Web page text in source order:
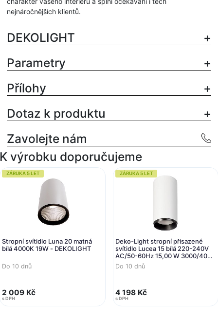
nejnáročnějších klientů.
DEKOLIGHT
Parametry
Přílohy
Dotaz k produktu
Zavolejte nám
K výrobku doporučujeme
ZÁRUKA 5 LET
Stropní svítidlo Luna 20 matná
bílá 4000K 19W - DEKOLIGHT
Do 10 dnů
2 009 Kč
s DPH
ZÁRUKA 5 LET
Deko-Light stropní přisazené
svítidlo Lucea 15 bílá 220-240V
AC/50-60Hz 15,00 W 3000/4000
K 1500 lm bílá RAL 9016
Do 10 dnů
4 198 Kč
s DPH